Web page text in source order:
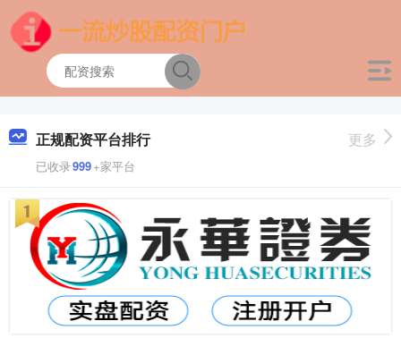
正规配资平台排行
已收录999+家平台
更多